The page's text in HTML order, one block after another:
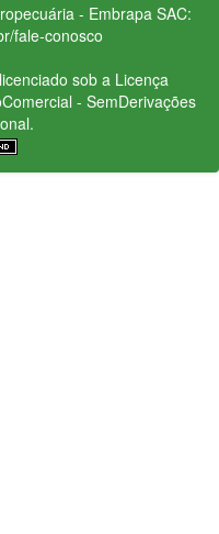
- Embrapa SAC:
fale-conosco
sob a Licença
- SemDerivações